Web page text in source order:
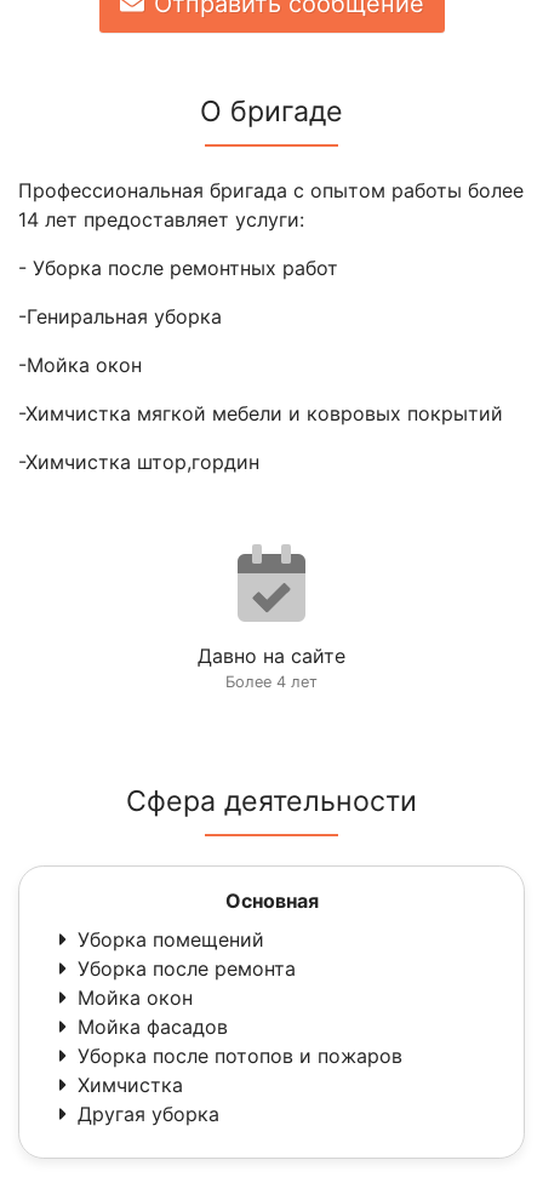
О бригаде
Профессиональная бригада с опытом работы более
14 лет предоставляет услуги:
- Уборка после ремонтных работ
-Гениральная уборка
-Мойка окон
-Химчистка мягкой мебели и ковровых покрытий
-Химчистка штор,гордин
Давно на сайте
Более 4 лет
Сфера деятельности
Основная
Уборка помещений
Уборка после ремонта
Мойка окон
Мойка фасадов
Уборка после потопов и пожаров
Химчистка
Другая уборка